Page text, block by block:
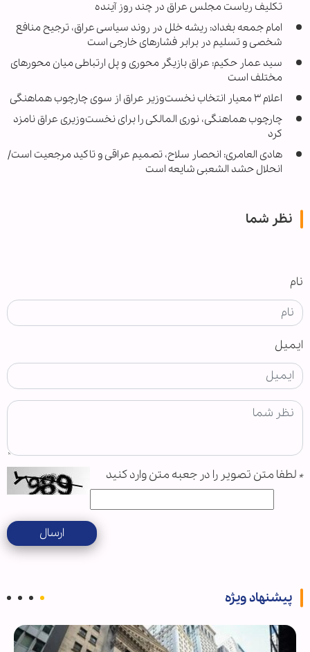
تکلیف ریاست مجلس عراق در چند روز آینده
امام جمعه بغداد: ریشه خلل در روند سیاسی عراق، ترجیح منافع
شخصی و تسلیم در برابر فشارهای خارجی است
سید عمار حکیم: عراق بازیگر محوری و پل ارتباطی میان محورهای
مختلف است
اعلام ۳ معیار انتخاب نخست‌وزیر عراق از سوی چارچوب هماهنگی
چارچوب هماهنگی، نوری المالکی را برای نخست‌وزیری عراق نامزد
کرد
هادی العامری: انحصار سلاح، تصمیم عراقی و تاکید مرجعیت است/
انحلال حشد الشعبی شایعه است
نظر شما
نام
ایمیل
* لطفا متن تصویر را در جعبه متن وارد کنید
ارسال
پیشنهاد ویژه